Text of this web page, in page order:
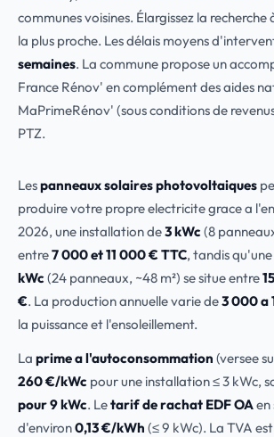
communes voisines. Élargissez la
la plus proche. Les délais moyens
semaines. La commune propose un
France Rénov' en complément des aides
MaPrimeRénov' (sous conditions de
PTZ.
Lespanneaux solaires photovoltaiques
produire votre propre electricite grace a
2026, une installation de3 kWc (8
entre7 000 et 11 000 € TTC, tandis
kWc (24 panneaux, ~48 m²) se situe entre
€. La production annuelle varie de3 000 a
la puissance et l'ensoleillement.
La prime a l'autoconsommation (versee
260 €/kWc pour une installation ≤ 3 kWc,
pour 9 kWc. Letarif de rachat EDF OAen
d'environ0,13 €/kWh (≤ 9 kWc). La TVA